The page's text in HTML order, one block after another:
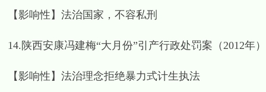
【影响性】法治国家，不容私刑
14.陕西安康冯建梅“大月份”引产行政处罚案（2012年）
【影响性】法治理念拒绝暴力式计生执法